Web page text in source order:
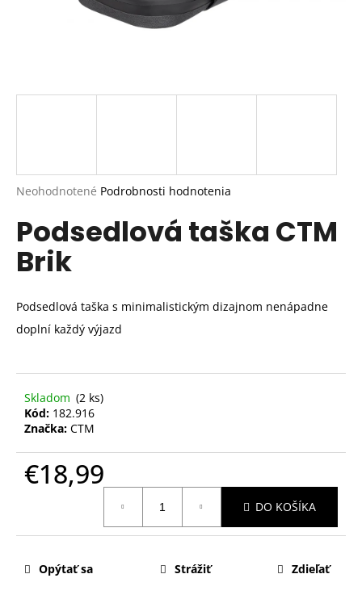
Priemerné
produktu
je
0,0
Neohodnotené Podrobnosti hodnotenia
Podsedlová taška CTM
Brik
Podsedlová taška s minimalistickým dizajnom nenápadne
doplní každý výjazd
Skladom (2 ks)
Kód: 182.916
Značka: CTM
€18,99
DO KOŠÍKA
Opýtať sa Strážiť Zdieľať